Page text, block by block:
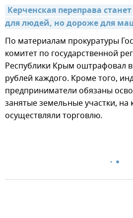
Керченская переправа
для людей, но дороже для
По материалам прокуратуры
комитет по государственной
Республики Крым оштрафовал
рублей каждого. Кроме того,
предприниматели обязаны
занятые земельные участки, на
осуществляли торговлю.